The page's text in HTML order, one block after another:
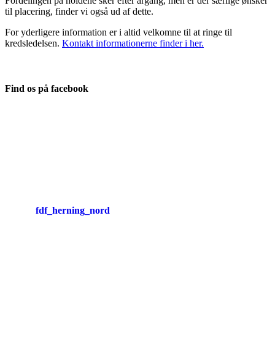
til placering, finder vi også ud af dette.
For yderligere information er i altid velkomne til at ringe til
kredsledelsen. Kontakt informationerne finder i her.
Find os på facebook
fdf_herning_nord